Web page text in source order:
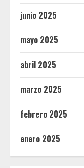
junio 2025
mayo 2025
abril 2025
marzo 2025
febrero 2025
enero 2025